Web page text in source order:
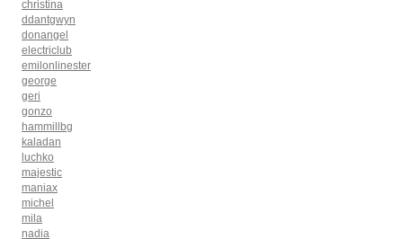
christina
ddantgwyn
donangel
electriclub
emilonlinester
george
geri
gonzo
hammillbg
kaladan
luchko
majestic
maniax
michel
mila
nadia